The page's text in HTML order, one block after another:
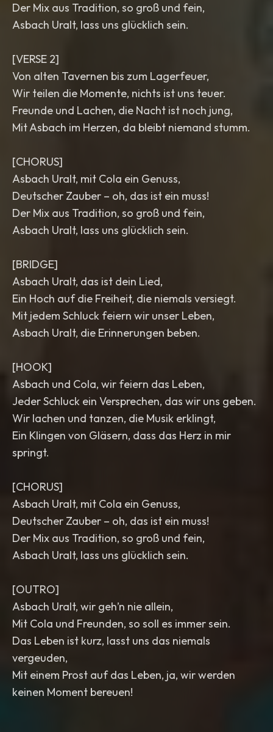
Der Mix aus Tradition, so groß und fein,
Asbach Uralt, lass uns glücklich sein.
[VERSE 2]
Von alten Tavernen bis zum Lagerfeuer,
Wir teilen die Momente, nichts ist uns teuer.
Freunde und Lachen, die Nacht ist noch jung,
Mit Asbach im Herzen, da bleibt niemand stumm.
[CHORUS]
Asbach Uralt, mit Cola ein Genuss,
Deutscher Zauber – oh, das ist ein muss!
Der Mix aus Tradition, so groß und fein,
Asbach Uralt, lass uns glücklich sein.
[BRIDGE]
Asbach Uralt, das ist dein Lied,
Ein Hoch auf die Freiheit, die niemals versiegt.
Mit jedem Schluck feiern wir unser Leben,
Asbach Uralt, die Erinnerungen beben.
[HOOK]
Asbach und Cola, wir feiern das Leben,
Jeder Schluck ein Versprechen, das wir uns geben.
Wir lachen und tanzen, die Musik erklingt,
Ein Klingen von Gläsern, dass das Herz in mir
springt.
[CHORUS]
Asbach Uralt, mit Cola ein Genuss,
Deutscher Zauber – oh, das ist ein muss!
Der Mix aus Tradition, so groß und fein,
Asbach Uralt, lass uns glücklich sein.
[OUTRO]
Asbach Uralt, wir geh’n nie allein,
Mit Cola und Freunden, so soll es immer sein.
Das Leben ist kurz, lasst uns das niemals
vergeuden,
Mit einem Prost auf das Leben, ja, wir werden
keinen Moment bereuen!